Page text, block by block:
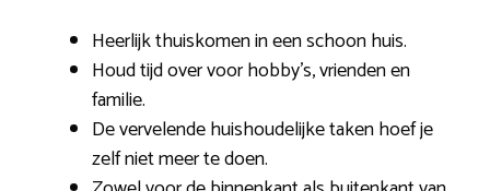
Heerlijk thuiskomen in een schoon huis.
Houd tijd over voor hobby’s, vrienden en
familie.
De vervelende huishoudelijke taken hoef je
zelf niet meer te doen.